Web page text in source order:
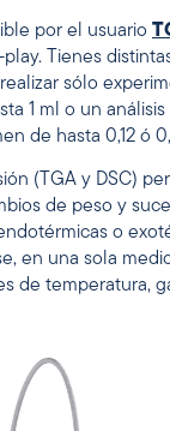
por el usuario
play. Tienes
sólo
1 ml o un
de hasta 0,12 ó
(TGA y DSC)
de peso y
o
en una sola
de temperatura,